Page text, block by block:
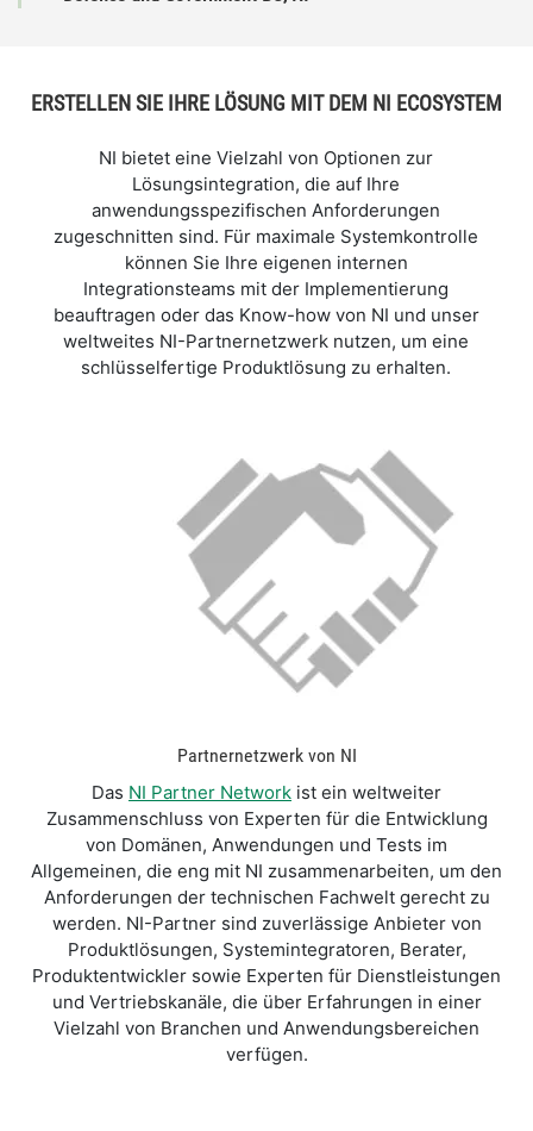
ERSTELLEN SIE IHRE LÖSUNG MIT DEM NI ECOSYSTEM
NI bietet eine Vielzahl von Optionen zur
Lösungsintegration, die auf Ihre
anwendungsspezifischen Anforderungen
zugeschnitten sind. Für maximale Systemkontrolle
können Sie Ihre eigenen internen
Integrationsteams mit der Implementierung
beauftragen oder das Know-how von NI und unser
weltweites NI-Partnernetzwerk nutzen, um eine
schlüsselfertige Produktlösung zu erhalten.
Partnernetzwerk von NI
Das NI Partner Network ist ein weltweiter
Zusammenschluss von Experten für die Entwicklung
von Domänen, Anwendungen und Tests im
Allgemeinen, die eng mit NI zusammenarbeiten, um den
Anforderungen der technischen Fachwelt gerecht zu
werden. NI-Partner sind zuverlässige Anbieter von
Produktlösungen, Systemintegratoren, Berater,
Produktentwickler sowie Experten für Dienstleistungen
und Vertriebskanäle, die über Erfahrungen in einer
Vielzahl von Branchen und Anwendungsbereichen
verfügen.